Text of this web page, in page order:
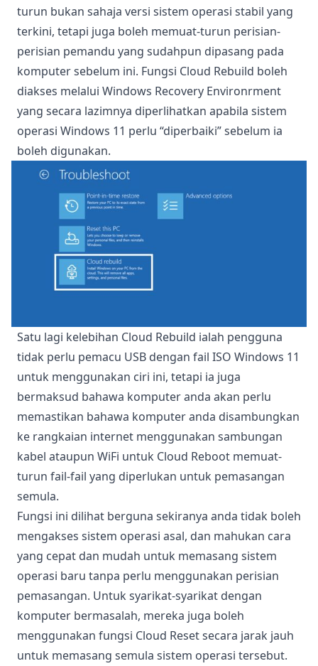
turun bukan sahaja versi sistem operasi stabil yang
terkini, tetapi juga boleh memuat-turun perisian-
perisian pemandu yang sudahpun dipasang pada
komputer sebelum ini. Fungsi Cloud Rebuild boleh
diakses melalui Windows Recovery Environrment
yang secara lazimnya diperlihatkan apabila sistem
operasi Windows 11 perlu “diperbaiki” sebelum ia
boleh digunakan.
Satu lagi kelebihan Cloud Rebuild ialah pengguna
tidak perlu pemacu USB dengan fail ISO Windows 11
untuk menggunakan ciri ini, tetapi ia juga
bermaksud bahawa komputer anda akan perlu
memastikan bahawa komputer anda disambungkan
ke rangkaian internet menggunakan sambungan
kabel ataupun WiFi untuk Cloud Reboot memuat-
turun fail-fail yang diperlukan untuk pemasangan
semula.
Fungsi ini dilihat berguna sekiranya anda tidak boleh
mengakses sistem operasi asal, dan mahukan cara
yang cepat dan mudah untuk memasang sistem
operasi baru tanpa perlu menggunakan perisian
pemasangan. Untuk syarikat-syarikat dengan
komputer bermasalah, mereka juga boleh
menggunakan fungsi Cloud Reset secara jarak jauh
untuk memasang semula sistem operasi tersebut.